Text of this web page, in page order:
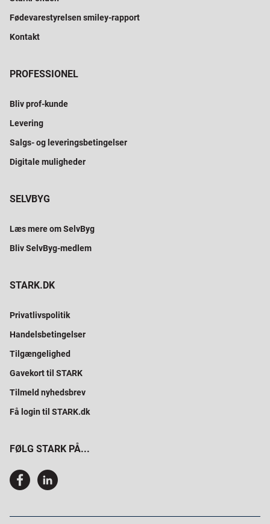
Fødevarestyrelsen smiley-rapport
Kontakt
PROFESSIONEL
Bliv prof-kunde
Levering
Salgs- og leveringsbetingelser
Digitale muligheder
SELVBYG
Læs mere om SelvByg
Bliv SelvByg-medlem
STARK.DK
Privatlivspolitik
Handelsbetingelser
Tilgængelighed
Gavekort til STARK
Tilmeld nyhedsbrev
Få login til STARK.dk
FØLG STARK PÅ...